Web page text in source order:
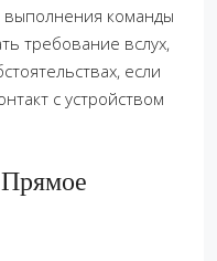
выполнения команды
требование вслух,
если
с устройством